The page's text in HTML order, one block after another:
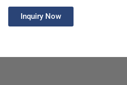
Inquiry Now